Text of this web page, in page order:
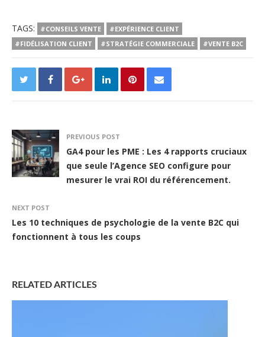
TAGS: #CONSEILS VENTE
#EXPÉRIENCE CLIENT
#FIDÉLISATION CLIENT
#STRATÉGIE COMMERCIALE #VENTE B2C
PREVIOUS POST
GA4 pour les PME : Les 4 rapports cruciaux
que seule l’Agence SEO configure pour
mesurer le vrai ROI du référencement.
NEXT POST
Les 10 techniques de psychologie de la vente B2C qui
fonctionnent à tous les coups
RELATED ARTICLES